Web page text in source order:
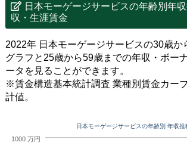
日本モーゲージサービスの年齢別年
収・生涯賃金
2022年 日本モーゲージサービスの30歳か
グラフと25歳から59歳までの年収・ボー
ータを見ることができます。
※賃金構造基本統計調査 業種別賃金カー
計値。
日本モーゲージサービスの年齢別 年収推
1000 万円